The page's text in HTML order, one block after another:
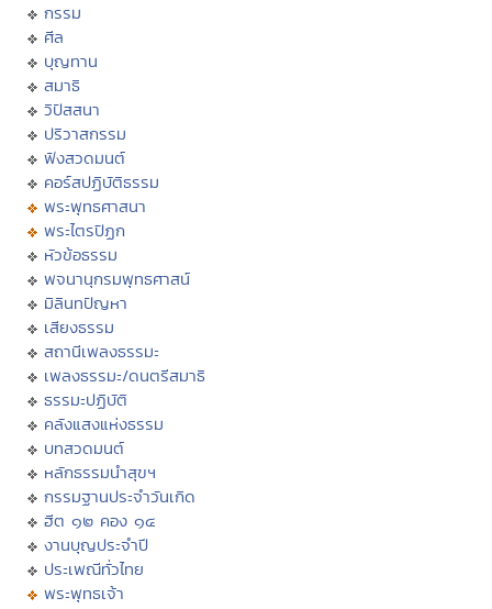
กรรม
ศีล
บุญทาน
สมาธิ
วิปัสสนา
ปริวาสกรรม
ฟังสวดมนต์
คอร์สปฏิบัติธรรม
พระพุทธศาสนา
พระไตรปิฏก
หัวข้อธรรม
พจนานุกรมพุทธศาสน์
มิลินทปัญหา
เสียงธรรม
สถานีเพลงธรรมะ
เพลงธรรมะ/ดนตรีสมาธิ
ธรรมะปฏิบัติ
คลังแสงแห่งธรรม
บทสวดมนต์
หลักธรรมนำสุขฯ
กรรมฐานประจำวันเกิด
ฮีต ๑๒ คอง ๑๔
งานบุญประจำปี
ประเพณีทั่วไทย
พระพุทธเจ้า